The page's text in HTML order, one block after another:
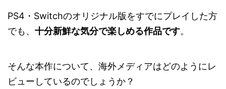
PS4・Switchのオリジナル版をすでにプレイした方
でも、 十分新鮮な気分で楽しめる作品です。
そんな本作について、海外メディアはどのようにレ
ビューしているのでしょうか？